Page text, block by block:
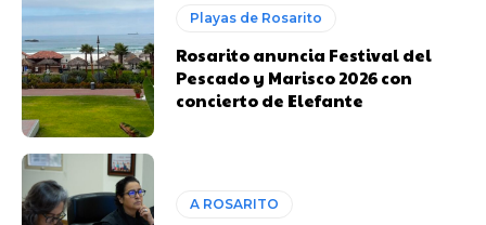
Playas de Rosarito
Rosarito anuncia Festival del
Pescado y Marisco 2026 con
concierto de Elefante
A ROSARITO